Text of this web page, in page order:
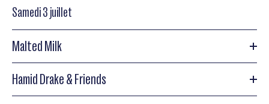
Monty Alexander 6tet
Ibrahim Maalouf special Guest André Minvielle
Samedi 3 juillet
Malted Milk
Malted Milk
Hamid Drake & Friends